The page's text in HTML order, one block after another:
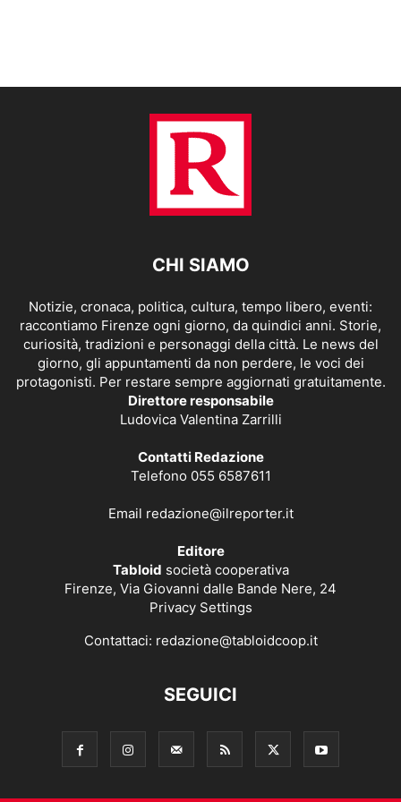
CHI SIAMO
Notizie, cronaca, politica, cultura, tempo libero, eventi:
raccontiamo Firenze ogni giorno, da quindici anni. Storie,
curiosità, tradizioni e personaggi della città. Le news del
giorno, gli appuntamenti da non perdere, le voci dei
protagonisti. Per restare sempre aggiornati gratuitamente.
Direttore responsabile
Ludovica Valentina Zarrilli
Contatti Redazione
Telefono 055 6587611
Email redazione@ilreporter.it
Editore
Tabloid società cooperativa
Firenze, Via Giovanni dalle Bande Nere, 24
Privacy Settings
Contattaci: redazione@tabloidcoop.it
SEGUICI